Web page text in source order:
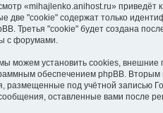
«mihajlenko.anihost.ru»
две "cookie" содержат только
Третья "cookie" будет создана
с форумами.
можем установить cookies,
обеспечением phpBB.
под учётной записью
оставленные вами после